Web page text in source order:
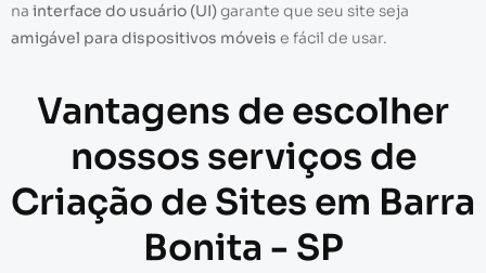
na interface do usuário (UI)garante que seu site seja
amigável para dispositivos móveis e fácil de usar.
Vantagens de escolher
nossos serviços de
Criação de Sites em Barra
Bonita - SP